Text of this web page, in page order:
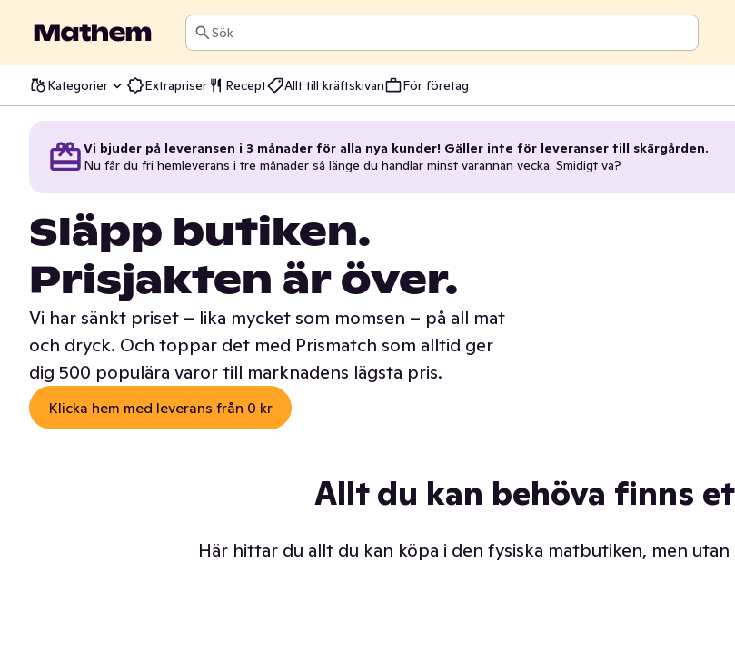
Sök
Kategorier Extrapriser Recept Allt till kräftskivan För företag
Vi bjuder på leveransen i 3 månader för alla nya kunder! Gäller inte för leveranser till skärgården.
Nu får du fri hemleverans i tre månader så länge du handlar minst varannan vecka. Smidigt va?
Släpp butiken.
Prisjakten är över.
Vi har sänkt priset – lika mycket som momsen – på all mat
och dryck. Och toppar det med Prismatch som alltid ger
dig 500 populära varor till marknadens lägsta pris.
Klicka hem med leverans från 0 kr
Allt du kan behöva finns
Här hittar du allt du kan köpa i den fysiska matbutiken, men